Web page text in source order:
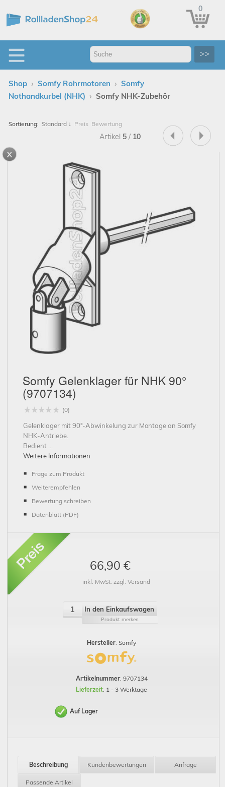
0
>>
Shop › Somfy Rohrmotoren › Somfy
Nothandkurbel (NHK) › Somfy NHK-Zubehör
Sortierung: Standard ↓ Preis Bewertung
Artikel 5 / 10
Somfy Gelenklager für NHK 90°
(9707134)
(0)
Gelenklager mit 90°-Abwinkelung zur Montage an Somfy
NHK-Antriebe.
Bedient ...
Weitere Informationen
Frage zum Produkt
Weiterempfehlen
Bewertung schreiben
Datenblatt (PDF)
66,90 €
inkl. MwSt. zzgl. Versand
In den Einkaufswagen
Produkt merken
Hersteller: Somfy
Artikelnummer: 9707134
Lieferzeit: 1 - 3 Werktage
Auf Lager
Beschreibung Kundenbewertungen Anfrage
Passende Artikel
x